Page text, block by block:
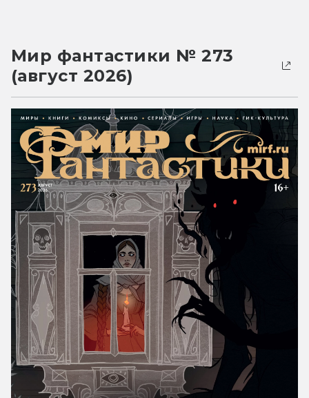
Мир фантастики № 273
(август 2026)